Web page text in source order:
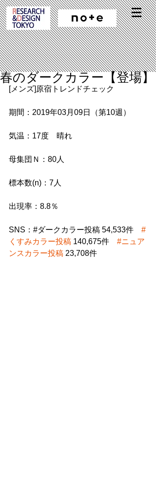
春のダークカラー【登場】
[メンズ]原宿トレンドチェック
期間：2019年03月09日（第10週）
気温：17度　晴れ
母集団Ｎ：80人
標本数(n)：7人
出現率：8.8％
SNS：#ダークカラー投稿 54,533件 #
くすみカラー投稿 140,675件 #ニュア
ンスカラー投稿 23,708件